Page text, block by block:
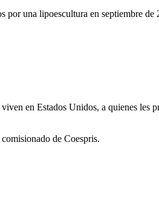
una lipoescultura en septiembre
en Estados Unidos, a quienes les
de Coespris.